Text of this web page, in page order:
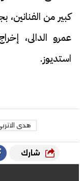
كبير من
عمرو الدالى،
استديوز.
هدى
شارك